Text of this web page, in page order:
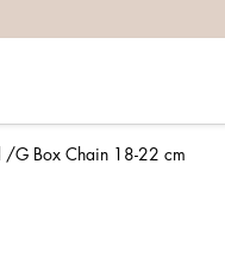
G Box Chain 18-22 cm